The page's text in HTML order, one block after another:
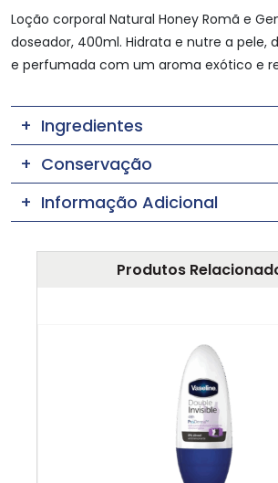
Loção corporal Natural Honey Romã e
doseador, 400ml. Hidrata e nutre a pele,
e perfumada com um aroma exótico e
Ingredientes
Conservação
Informação Adicional
Produtos